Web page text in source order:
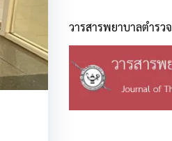
วารสารพยาบาลตำรวจ